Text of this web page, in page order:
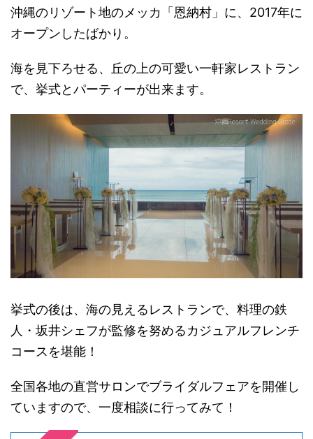
沖縄のリゾート地のメッカ「恩納村」に、2017年に
オープンしたばかり。
海を見下ろせる、丘の上の可愛い一軒家レストラン
で、挙式とパーティーが出来ます。
挙式の後は、海の見えるレストランで、料理の鉄
人・坂井シェフが監修を努めるカジュアルフレンチ
コースを堪能！
全国各地の直営サロンでブライダルフェアを開催し
ていますので、一度相談に行ってみて！